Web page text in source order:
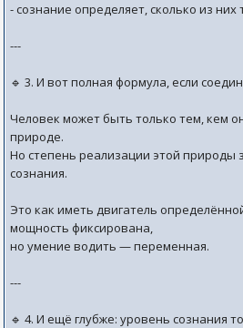
- сознание определяет, сколько из
---
🔹 3. И вот полная формула, если
Человек может быть только тем, кем
природе.
Но степень реализации этой природы
сознания.
Это как иметь двигатель
мощность фиксирована,
но умение водить — переменная.
---
🔹 4. И ещё глубже: уровень сознания